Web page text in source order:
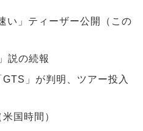
い」ティーザー公開（この
説の続報
」が判明、ツアー投入
国時間）